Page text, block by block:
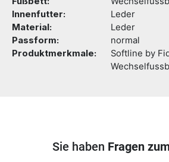
Innenfutter:
Leder
Material:
Leder
Passform:
normal
Produktmerkmale:
Softline by
Sie haben Fragen